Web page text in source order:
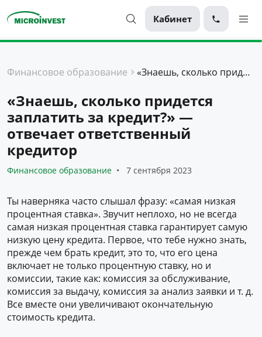
Кабинет
О компании
Для клиентов
Финансовое образование «Знаешь, сколько придется заплатить за кредит?» — отвечает ответственный кредитор
«Знаешь, сколько придется
заплатить за кредит?» —
отвечает ответственный
кредитор
Финансовое образование 7 сентября 2023
Ты наверняка часто слышал фразу: «самая низкая
процентная ставка». Звучит неплохо, но не всегда
самая низкая процентная ставка гарантирует самую
низкую цену кредита. Первое, что тебе нужно знать,
прежде чем брать кредит, это то, что его цена
включает не только процентную ставку, но и
комиссии, такие как: комиссия за обслуживание,
комиссия за выдачу, комиссия за анализ заявки и т. д.
Все вместе они увеличивают окончательную
стоимость кредита.